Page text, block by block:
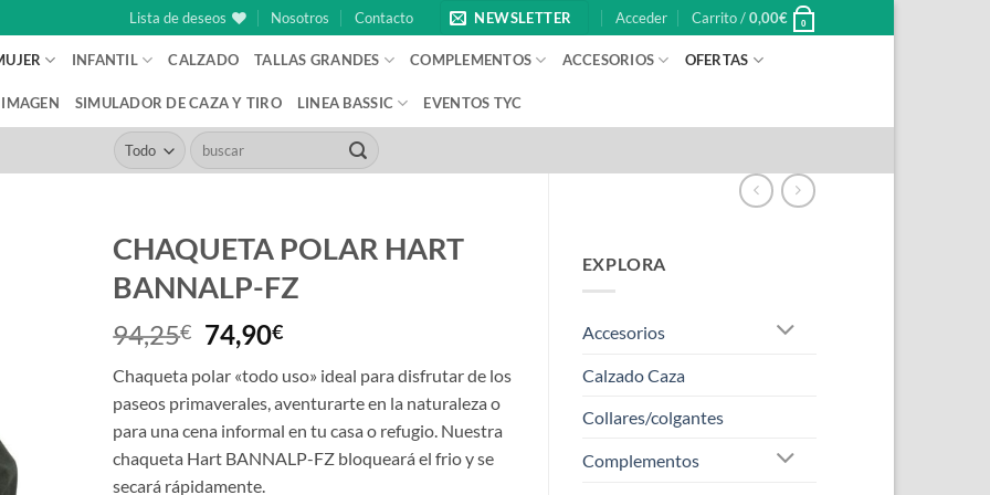
Lista de deseos Nosotros Contacto NEWSLETTER Acceder Carrito /0,00€ 0
INFANTIL CALZADO TALLAS GRANDES COMPLEMENTOS ACCESORIOS OFERTAS
IMAGEN SIMULADOR DE CAZA Y TIRO LINEA BASSIC EVENTOS TYC
Buscar
por:
EXPLORA
Accesorios
Calzado Caza
Collares/colgantes
Complementos
CHAQUETA POLAR HART
BANNALP-FZ
94,25€ El
precio
original
era:
94,25€.
74,90€El
actual
es:
74,90€.
Chaqueta polar «todo uso» ideal para disfrutar de los
paseos primaverales, aventurarte en la naturaleza o
para una cena informal en tu casa o refugio. Nuestra
chaqueta Hart BANNALP-FZ bloqueará el frio y se
secará rápidamente.